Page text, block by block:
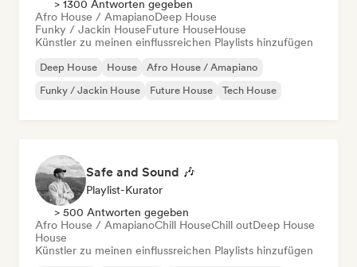
> 1300 Antworten gegeben
Afro House / AmapianoDeep House
Funky / Jackin HouseFuture HouseHouse
Künstler zu meinen einflussreichen Playlists hinzufügen
Deep House House
Afro House / Amapiano
Funky / Jackin House
Future House Tech House
Safe and Sound 🎶
Playlist-Kurator
> 500 Antworten gegeben
Afro House / AmapianoChill HouseChill outDeep House
House
Künstler zu meinen einflussreichen Playlists hinzufügen